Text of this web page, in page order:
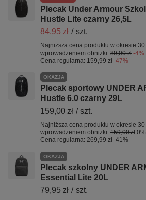
Plecak Under Armour
Hustle Lite czarny 26,5L
84,95 zł / szt.
Najniższa cena produktu w okresie 30
wprowadzeniem obniżki: 89,00 zł -4%
Cena regularna: 159,99 zł -47%
OKAZJA
Plecak sportowy UNDER
Hustle 6.0 czarny 29L
159,00 zł / szt.
Najniższa cena produktu w okresie 30
wprowadzeniem obniżki: 159,00 zł 0%
Cena regularna: 269,99 zł -41%
OKAZJA
Plecak szkolny UNDER
Essential Lite 20L
79,95 zł / szt.